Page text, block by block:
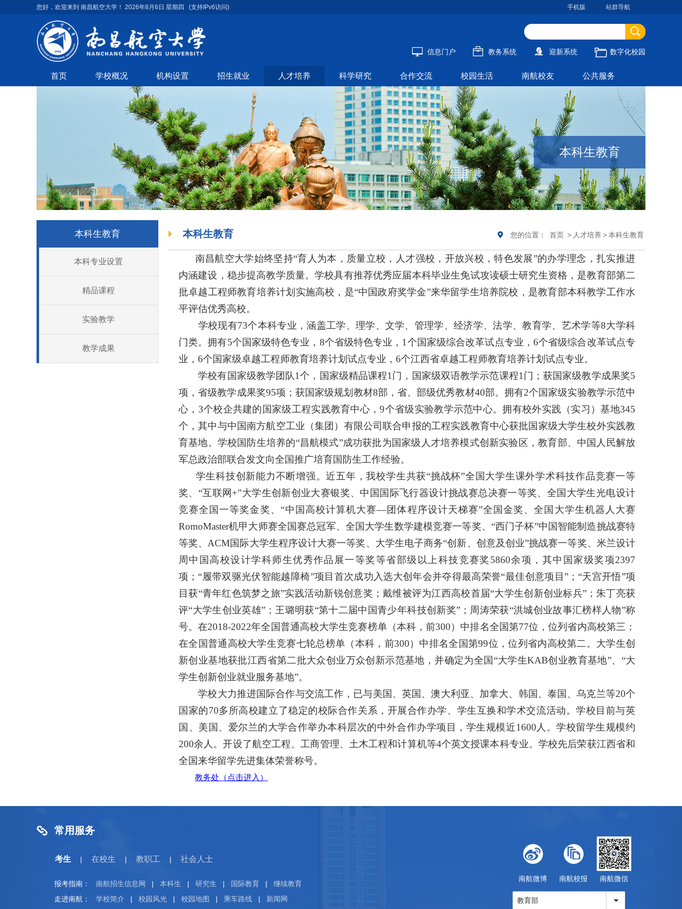
您好，欢迎来到 南昌航空大学！ 2026年8月6日 星期四 (支持IPv6访问) 手机版 站群导航
信息门户 教务系统 迎新系统 数字化校园
首页 学校概况 机构设置 招生就业 人才培养 科学研究 合作交流 校园生活 南航校友 公共服务
本科生教育
本科生教育
本科专业设置
精品课程
实验教学
教学成果
您的位置： 首页 > 人才培养>本科生教育
本科生教育
南昌航空大学始终坚持“育人为本，质量立校，人才强校，开放兴校，特色发展”的办学理念，扎实推进
内涵建设，稳步提高教学质量。学校具有推荐优秀应届本科毕业生免试攻读硕士研究生资格，是教育部第二
批卓越工程师教育培养计划实施高校，是“中国政府奖学金”来华留学生培养院校，是教育部本科教学工作水
平评估优秀高校。
学校现有73个本科专业，涵盖工学、理学、文学、管理学、经济学、法学、教育学、艺术学等8大学科
门类。拥有5个国家级特色专业，8个省级特色专业，1个国家级综合改革试点专业，6个省级综合改革试点专
业，6个国家级卓越工程师教育培养计划试点专业，6个江西省卓越工程师教育培养计划试点专业。
学校有国家级教学团队1个，国家级精品课程1门，国家级双语教学示范课程1门；获国家级教学成果奖5
项，省级教学成果奖95项；获国家级规划教材8部，省、部级优秀教材40部。拥有2个国家级实验教学示范中
心，3个校企共建的国家级工程实践教育中心，9个省级实验教学示范中心。拥有校外实践（实习）基地345
个，其中与中国南方航空工业（集团）有限公司联合申报的工程实践教育中心获批国家级大学生校外实践教
育基地。学校国防生培养的“昌航模式”成功获批为国家级人才培养模式创新实验区，教育部、中国人民解放
军总政治部联合发文向全国推广培育国防生工作经验。
学生科技创新能力不断增强。近五年，我校学生共获“挑战杯”全国大学生课外学术科技作品竞赛一等
奖、“互联网+”大学生创新创业大赛银奖、中国国际飞行器设计挑战赛总决赛一等奖、全国大学生光电设计
竞赛全国一等奖金奖、“中国高校计算机大赛—团体程序设计天梯赛”全国金奖、全国大学生机器人大赛
RomoMaster机甲大师赛全国赛总冠军、全国大学生数学建模竞赛一等奖、“西门子杯”中国智能制造挑战赛特
等奖、ACM国际大学生程序设计大赛一等奖、大学生电子商务“创新、创意及创业”挑战赛一等奖、米兰设计
周中国高校设计学科师生优秀作品展一等奖等省部级以上科技竞赛奖5860余项，其中国家级奖项2397
项；“履带双驱光伏智能越障椅”项目首次成功入选大创年会并夺得最高荣誉“最佳创意项目”；“天宫开悟”项
目获“青年红色筑梦之旅”实践活动新锐创意奖；戴维被评为江西高校首届“大学生创新创业标兵”；朱丁亮获
评“大学生创业英雄”；王璐明获“第十二届中国青少年科技创新奖”；周涛荣获“洪城创业故事汇榜样人物”称
号。在2018-2022年全国普通高校大学生竞赛榜单（本科，前300）中排名全国第77位，位列省内高校第三；
在全国普通高校大学生竞赛七轮总榜单（本科，前300）中排名全国第99位，位列省内高校第二。大学生创
新创业基地获批江西省第二批大众创业万众创新示范基地，并确定为全国“大学生KAB创业教育基地”、“大
学生创新创业就业服务基地”。
学校大力推进国际合作与交流工作，已与美国、英国、澳大利亚、加拿大、韩国、泰国、乌克兰等20个
国家的70多所高校建立了稳定的校际合作关系，开展合作办学、学生互换和学术交流活动。学校目前与英
国、美国、爱尔兰的大学合作举办本科层次的中外合作办学项目，学生规模近1600人。学校留学生规模约
200余人。开设了航空工程、工商管理、土木工程和计算机等4个英文授课本科专业。学校先后荣获江西省和
全国来华留学先进集体荣誉称号。
教务处（点击进入）
常用服务
考生 | 在校生 | 教职工 | 社会人士
报考指南： 南航招生信息网 | 本科生 | 研究生 | 国际教育 |
继续教育
走进南航：
学校简介 | 校园风光 | 校园地图 | 乘车路线 | 新闻网
南航微博 南航校报 南航微信
教育部